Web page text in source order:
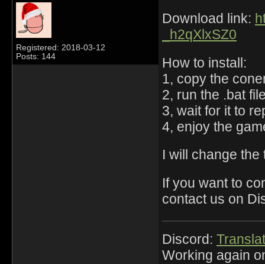
Registered: 2018-03-12
Posts: 144
Download link:
_h2qXlxSZ0
How to install:
1, copy the
2, run the .bat
3, wait for it to
4, enjoy the
I will change
If you want to
contact us on
Discord:
Working again